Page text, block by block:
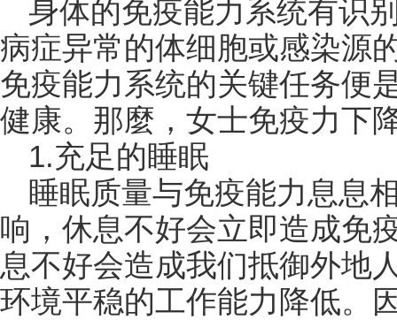
身体的免疫能力系统有识
病症异常的体细胞或感染源
免疫能力系统的关键任务便
健康。那麼，女士免疫力下
1.充足的睡眠
睡眠质量与免疫能力息息
响，休息不好会立即造成免
息不好会造成我们抵御外地
环境平稳的工作能力降低。